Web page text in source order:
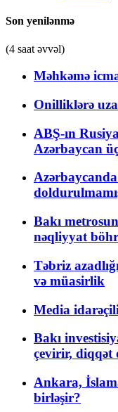
Son yenilənmə
(4 saat əvvəl)
Məhkəmə
Onilliklərə
ABŞ-ın
Azərbaycan
Bakı
nəqliyyat
Təbriz
və müasirlik
Media
Bakı
çevirir, diqqət
Ankara,
birləşir?